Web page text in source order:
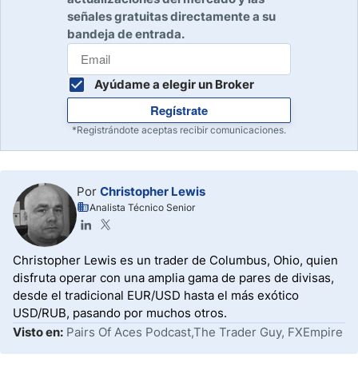
señales gratuitas directamente a su
bandeja de entrada.
Ayúdame a elegir un Broker
Regístrate
*Registrándote aceptas recibir comunicaciones.
Por Christopher Lewis
Analista Técnico Senior
Christopher Lewis es un trader de Columbus, Ohio, quien
disfruta operar con una amplia gama de pares de divisas,
desde el tradicional EUR/USD hasta el más exótico
USD/RUB, pasando por muchos otros.
Visto en: Pairs Of Aces Podcast,The Trader Guy, FXEmpire